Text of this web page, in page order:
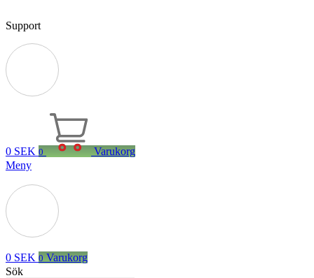
Support
0 SEK 0
Varukorg
Meny
0 SEK 0 Varukorg
Sök